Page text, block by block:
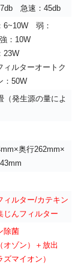
急速：45db
6~10W 弱：
：10W
23W
ィルターオートク
：50W
（発生源の量によ
奥行262mm×
ィルター/カテキン
じんフィルター
除菌
オゾン）＋放出
ズマイオン）